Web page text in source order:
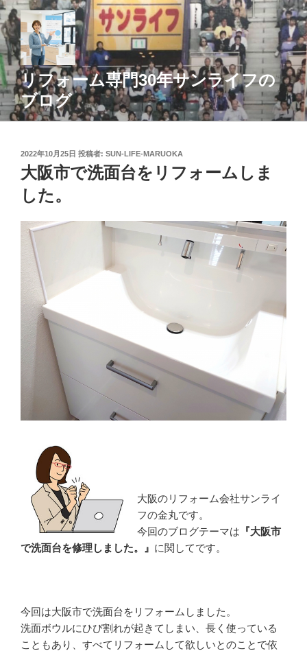
コ
ン
テ
ン
ツ
へ
ス
キ
リフォーム専門30年サンライフの
ブログ
投
日:
2022年10月25日 投稿者: SUN-LIFE-MARUOKA
大阪市で洗面台をリフォームしま
した。
大阪のリフォーム会社サンライ
フの金丸です。
今回のブログテーマは 『大阪市
で洗面台を修理しました。』 に関してです。
今回は大阪市で洗面台をリフォームしました。
洗面ボウルにひび割れが起きてしまい、長く使っている
こともあり、すべてリフォームして欲しいとのことで依